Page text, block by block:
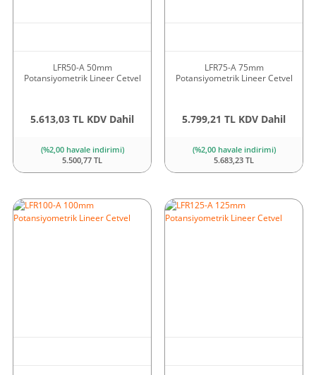
LFR50-A 50mm
Potansiyometrik Lineer Cetvel
5.613,03 TL KDV Dahil
(%2,00 havale indirimi)
5.500,77 TL
LFR75-A 75mm
Potansiyometrik Lineer Cetvel
5.799,21 TL KDV Dahil
(%2,00 havale indirimi)
5.683,23 TL